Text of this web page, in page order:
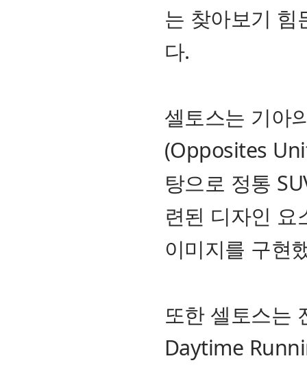
는 찾아보기 힘
다.
셀토스는 기아
(Opposites
탕으로 정통
련된 디자인
이미지를 구현
또한 셀토스는
Daytime